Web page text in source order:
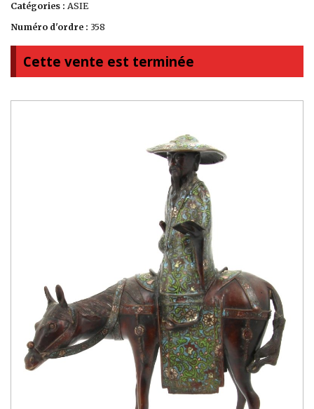
Catégories : ASIE
Numéro d'ordre : 358
Cette vente est terminée